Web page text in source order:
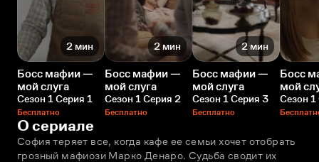
2 мин
Босс мафии —
мой слуга
Сезон 1 Серия 1
Бесплатно
2 мин
Босс мафии —
мой слуга
Сезон 1 Серия 2
Бесплатно
2 мин
Босс мафии —
мой слуга
Сезон 1 Серия 3
Бесплатно
Босс
мой
Сезон
О сериале
София теряет все, когда кафе ее семьи хочет отобрать
грозный мафиози Марко Денаро. Судьба сводит их